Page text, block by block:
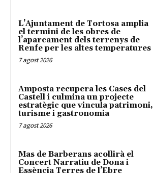
L’Ajuntament de Tortosa amplia
el termini de les obres de
l’aparcament dels terrenys de
Renfe per les altes temperatures
7 agost 2026
Amposta recupera les Cases del
Castell i culmina un projecte
estratègic que vincula patrimoni,
turisme i gastronomia
7 agost 2026
Mas de Barberans acollirà el
Concert Narratiu de Dona i
Essència Terres de l’Ebre